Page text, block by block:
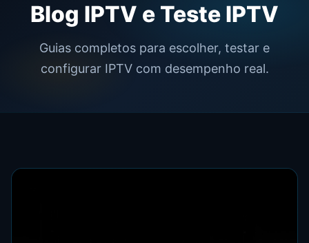
Blog IPTV e Teste IPTV
Guias completos para escolher, testar e
configurar IPTV com desempenho real.